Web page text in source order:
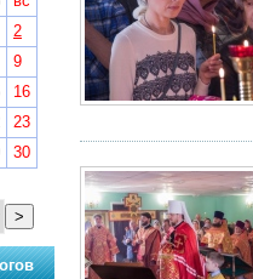
2
9
16
23
30
>